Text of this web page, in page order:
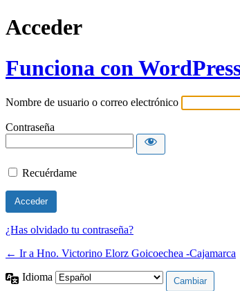
Acceder
Funciona con
Nombre de usuario o correo electrónico
Contraseña
Recuérdame
¿Has olvidado tu contraseña?
← Ir a Hno. Victorino Elorz Goicoechea -Cajamarca
Idioma